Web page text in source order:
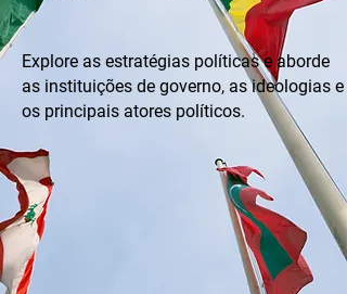
Explore as estratégias políticas e aborde
as instituições de governo, as ideologias e
os principais atores políticos.